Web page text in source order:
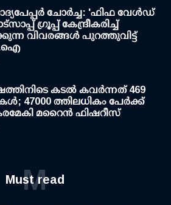
ചോര്‍ച്ച: 'ഫിഫ വേള്‍ഡ്
ഗ്രൂപ്പ് കേന്ദ്രീകരിച്ച്
വിവരങ്ങള്‍ പുറത്തുവിട്ട്
കടല്‍ കവര്‍ന്നത് 469
47000 ത്തിലധികം പേര്‍ക്ക്
മറൈന്‍ ഫിഷറീസ്
Must read
M